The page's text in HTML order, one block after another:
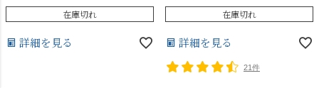
在庫切れ
詳細を見る
在庫切れ
詳細を見る
21件